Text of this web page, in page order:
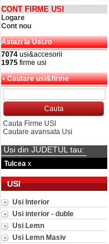
CONT FIRME USI
Logare
Cont nou
Astazi la Usi.ro
7074 usi&accesorii
1975 firme usi
Cautare usi&firme
Cauta Firme USI
Cautare avansata Usi
Usi din JUDETUL tau:
Tulcea x
USI
Usi Interior
Usi interior - duble
Usi Lemn
Usi Lemn Masiv